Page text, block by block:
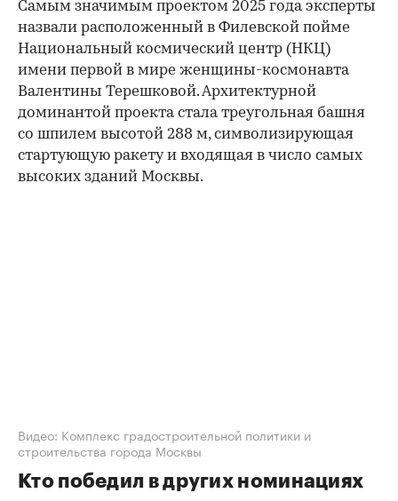
00:00 / 00:00
Самым значимым проектом 2025 года эксперты
назвали расположенный в Филевской пойме
Национальный космический центр (НКЦ)
имени первой в мире женщины-космонавта
Валентины Терешковой. Архитектурной
доминантой проекта стала треугольная башня
со шпилем высотой 288 м, символизирующая
стартующую ракету и входящая в число самых
высоких зданий Москвы.
Видео: Комплекс градостроительной политики и
строительства города Москвы
Кто победил в других номинациях